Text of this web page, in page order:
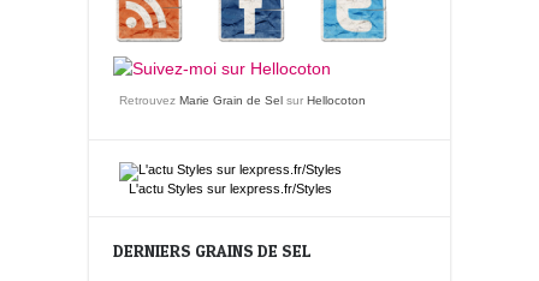
Retrouvez Marie Grain de Sel sur Hellocoton
L'actu Styles sur lexpress.fr/Styles
DERNIERS GRAINS DE SEL